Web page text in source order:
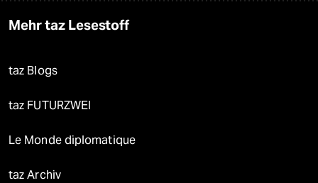
Mehr taz Lesestoff
taz Blogs
taz FUTURZWEI
Le Monde diplomatique
taz Archiv